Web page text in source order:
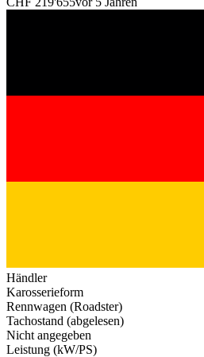
Händler
Karosserieform
Rennwagen (Roadster)
Tachostand (abgelesen)
Nicht angegeben
Leistung (kW/PS)